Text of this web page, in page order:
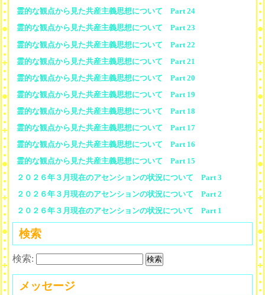
霊的な観点から見た共産主義思想について Part 24
霊的な観点から見た共産主義思想について Part 23
霊的な観点から見た共産主義思想について Part 22
霊的な観点から見た共産主義思想について Part 21
霊的な観点から見た共産主義思想について Part 20
霊的な観点から見た共産主義思想について Part 19
霊的な観点から見た共産主義思想について Part 18
霊的な観点から見た共産主義思想について Part 17
霊的な観点から見た共産主義思想について Part 16
霊的な観点から見た共産主義思想について Part 15
２０２６年３月現在のアセンションの状況について Part 3
２０２６年３月現在のアセンションの状況について Part 2
２０２６年３月現在のアセンションの状況について Part 1
検索
検索:
メッセージ